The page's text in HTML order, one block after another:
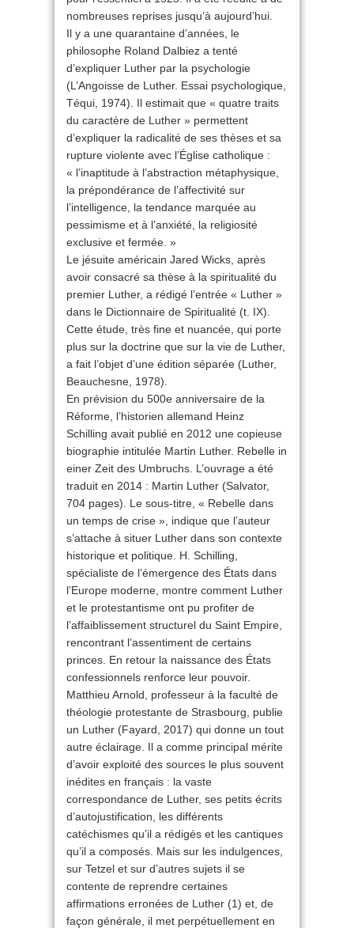
nombreuses reprises jusqu’à aujourd’hui.
Il y a une quarantaine d’années, le
philosophe Roland Dalbiez a tenté
d’expliquer Luther par la psychologie
(L’Angoisse de Luther. Essai psychologique,
Téqui, 1974). Il estimait que « quatre traits
du caractère de Luther » permettent
d’expliquer la radicalité de ses thèses et sa
rupture violente avec l’Église catholique :
« l’inaptitude à l’abstraction métaphysique,
la prépondérance de l’affectivité sur
l’intelligence, la tendance marquée au
pessimisme et à l’anxiété, la religiosité
exclusive et fermée. »
Le jésuite américain Jared Wicks, après
avoir consacré sa thèse à la spiritualité du
premier Luther, a rédigé l’entrée « Luther »
dans le Dictionnaire de Spiritualité (t. IX).
Cette étude, très fine et nuancée, qui porte
plus sur la doctrine que sur la vie de Luther,
a fait l’objet d’une édition séparée (Luther,
Beauchesne, 1978).
En prévision du 500e anniversaire de la
Réforme, l’historien allemand Heinz
Schilling avait publié en 2012 une copieuse
biographie intitulée Martin Luther. Rebelle in
einer Zeit des Umbruchs. L’ouvrage a été
traduit en 2014 : Martin Luther (Salvator,
704 pages). Le sous-titre, « Rebelle dans
un temps de crise », indique que l’auteur
s’attache à situer Luther dans son contexte
historique et politique. H. Schilling,
spécialiste de l’émergence des États dans
l’Europe moderne, montre comment Luther
et le protestantisme ont pu profiter de
l’affaiblissement structurel du Saint Empire,
rencontrant l’assentiment de certains
princes. En retour la naissance des États
confessionnels renforce leur pouvoir.
Matthieu Arnold, professeur à la faculté de
théologie protestante de Strasbourg, publie
un Luther (Fayard, 2017) qui donne un tout
autre éclairage. Il a comme principal mérite
d’avoir exploité des sources le plus souvent
inédites en français : la vaste
correspondance de Luther, ses petits écrits
d’autojustification, les différents
catéchismes qu’il a rédigés et les cantiques
qu’il a composés. Mais sur les indulgences,
sur Tetzel et sur d’autres sujets il se
contente de reprendre certaines
affirmations erronées de Luther (1) et, de
façon générale, il met perpétuellement en